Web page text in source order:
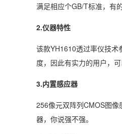
满足相应个GB/T标准，有
2.仪器特性
该款YH1610透过率仪技术
度，因此有实力的用户，
3.内置感应器
256像元双阵列CMOS图
器，你说强不强。